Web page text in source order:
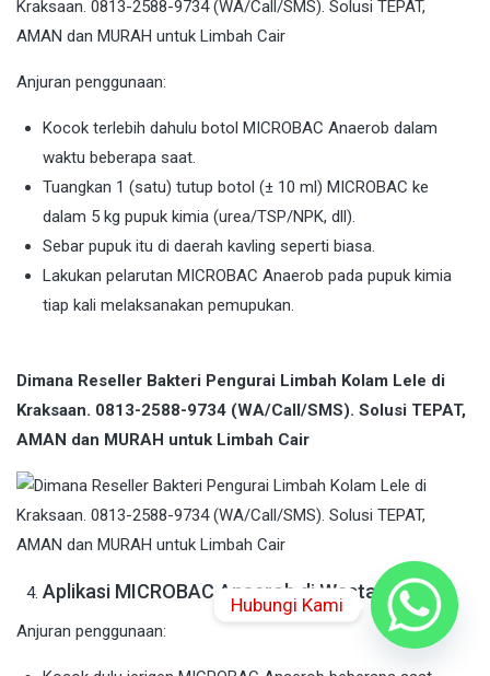
Anjuran penggunaan:
Kocok terlebih dahulu botol MICROBAC Anaerob dalam
waktu beberapa saat.
Tuangkan 1 (satu) tutup botol (± 10 ml) MICROBAC ke
dalam 5 kg pupuk kimia (urea/TSP/NPK, dll).
Sebar pupuk itu di daerah kavling seperti biasa.
Lakukan pelarutan MICROBAC Anaerob pada pupuk kimia
tiap kali melaksanakan pemupukan.
Dimana Reseller Bakteri Pengurai Limbah Kolam Lele di
Kraksaan. 0813-2588-9734 (WA/Call/SMS). Solusi TEPAT,
AMAN dan MURAH untuk Limbah Cair
Aplikasi MICROBAC Anaerob di Wastafel
Anjuran penggunaan:
Hubungi Kami